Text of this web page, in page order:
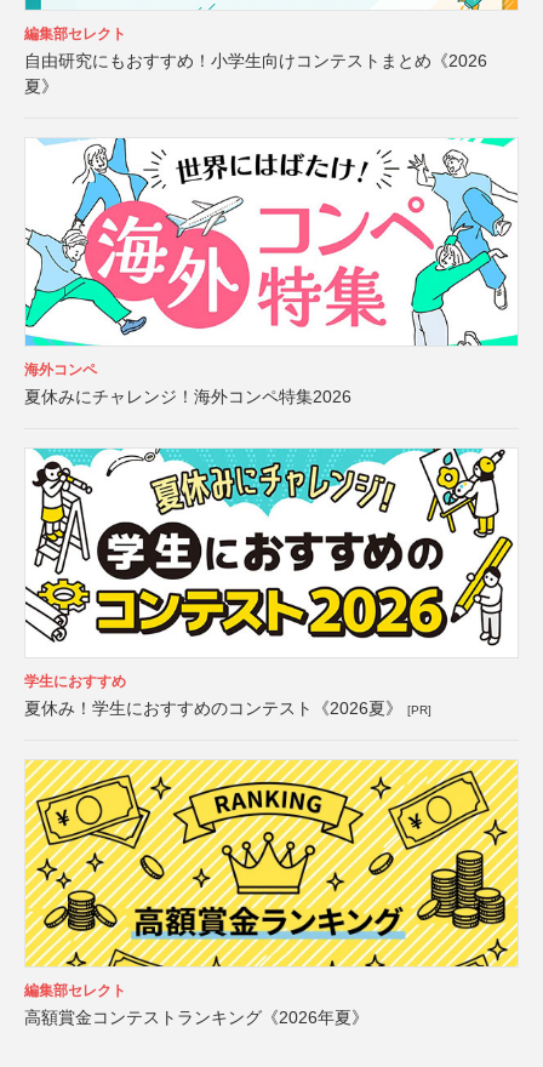
編集部セレクト
自由研究にもおすすめ！小学生向けコンテストまとめ《2026
夏》
海外コンペ
夏休みにチャレンジ！海外コンペ特集2026
学生におすすめ
夏休み！学生におすすめのコンテスト《2026夏》 [PR]
編集部セレクト
高額賞金コンテストランキング《2026年夏》